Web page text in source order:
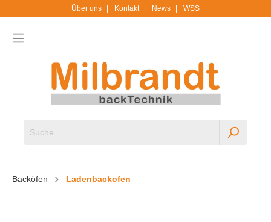
Über uns Kontakt News WSS
Backöfen Ladenbackofen